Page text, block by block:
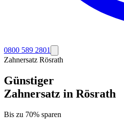
0800 589 2801
Zahnersatz Rösrath
Günstiger
Zahnersatz in Rösrath
Bis zu 70% sparen